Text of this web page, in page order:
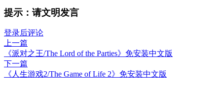
提示：请文明发言
登录后评论
上一篇
《派对之王/The Lord of the Parties》免安装中文版
下一篇
《人生游戏2/The Game of Life 2》免安装中文版